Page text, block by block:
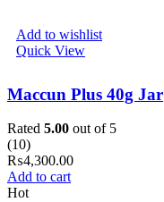
Add to wishlist
Quick View
Maccun Plus 40g Jar
Rated 5.00 out of 5
(10)
₨4,300.00
Add to cart
Hot